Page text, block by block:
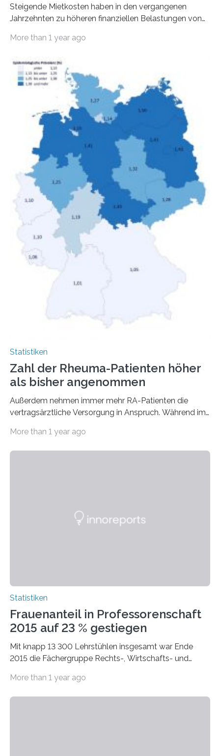
Steigende Mietkosten haben in den vergangenen
Jahrzehnten zu höheren finanziellen Belastungen von
Bundesinstitut für Bevölkerungsforschung (BiB)
gesamten Einkommen zwischen 1990 und 2020 für
unterschiedliche Einkommensgruppen sowie für in
Deutschland geborene Menschen und Zugewanderte
verändert hat. Das Ergebnis: Während Personen mit
hohen Einkommen (oberstes Quintil der Verteilung der
Nettoäquivalenzeinkommen) nur einen moderaten
Anstieg des Mietanteils am Gesamteinkommen
hinnehmen mussten, nahm die Belastung bei
Menschen mit…
More than 1 year ago
Statistiken
Zahl der Rheuma-Patienten höher
als bisher angenommen
Außerdem nehmen immer mehr RA-Patienten die
vertragsärztliche Versorgung in Anspruch. Während im
More than 1 year ago
Statistiken
Frauenanteil in Professorenschaft
2015 auf 23 % gestiegen
Mit knapp 13 300 Lehrstühlen insgesamt war Ende
2015 die Fächergruppe Rechts-, Wirtschafts- und
bei…
More than 1 year ago